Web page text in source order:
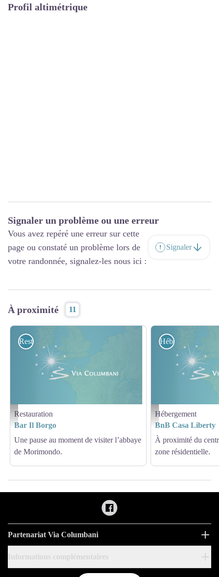
Profil altimétrique
Signaler un problème ou une erreur
Vous avez repéré une erreur sur cette
page ou constaté un problème lors de
votre randonnée, signalez-les nous ici :
Signaler
À proximité 11
Bar Il Borgo
Restauration
Restauration
Bar Il Borgo
Une pause au moment de visiter l’abbaye
de Morimondo.
BnB Casa Liberty
Hébergement
Hébergement
BnB Casa Liberty
À proximité du
zone résidentielle.
Partenariat Via Columbani
Informations complémentaires